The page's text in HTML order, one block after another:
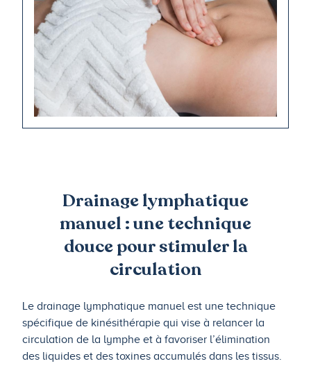
Drainage lymphatique
manuel : une technique
douce pour stimuler la
circulation
Le drainage lymphatique manuel est une technique
spécifique de kinésithérapie qui vise à relancer la
circulation de la lymphe et à favoriser l’élimination
des liquides et des toxines accumulés dans les tissus.